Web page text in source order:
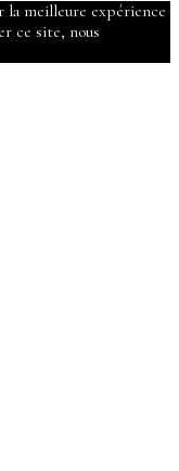
la meilleure expérience
ce site, nous